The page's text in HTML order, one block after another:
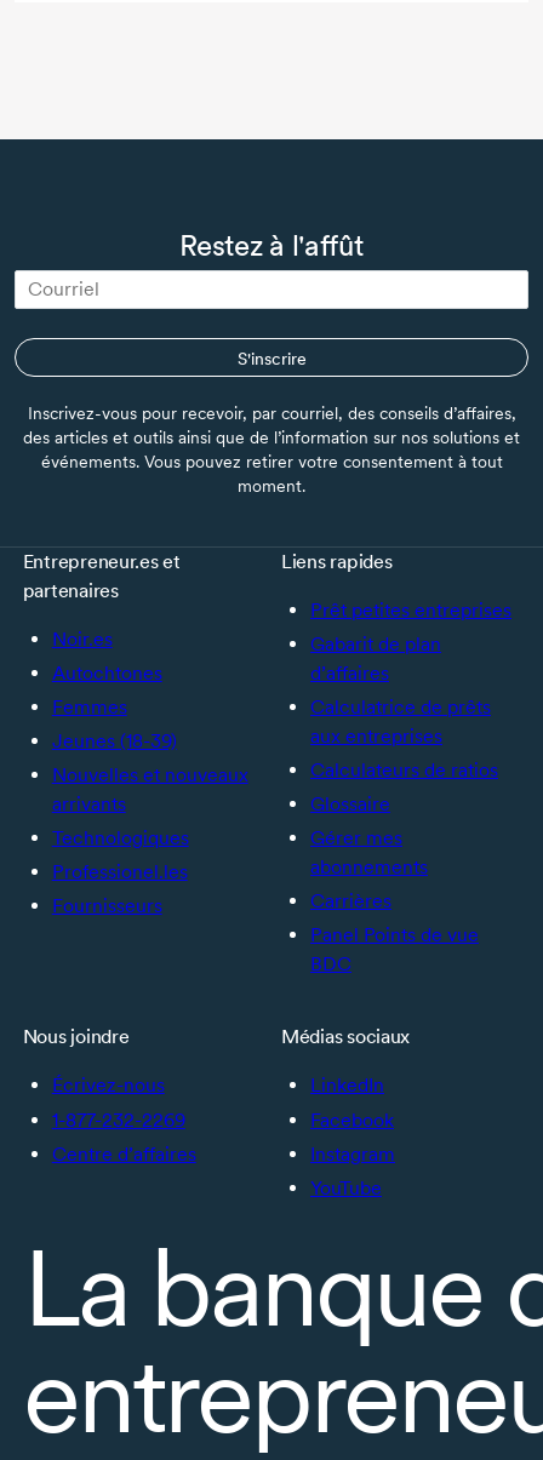
Restez à l'affût
S'inscrire
Inscrivez-vous pour recevoir, par courriel, des conseils d’affaires,
des articles et outils ainsi que de l’information sur nos solutions et
événements. Vous pouvez retirer votre consentement à tout
moment.
Entrepreneur.es et
partenaires
Noir.es
Autochtones
Femmes
Jeunes (18-39)
Nouvelles et nouveaux
arrivants
Technologiques
Professionel.les
Fournisseurs
Liens rapides
Prêt petites entreprises
Gabarit de plan
d’affaires
Calculatrice de prêts
aux entreprises
Calculateurs de ratios
Glossaire
Gérer mes
abonnements
Carrières
Panel Points de vue
BDC
Nous joindre
Écrivez-nous
1-877-232-2269
Centre d’affaires
Médias sociaux
LinkedIn
Facebook
Instagram
YouTube
La banque